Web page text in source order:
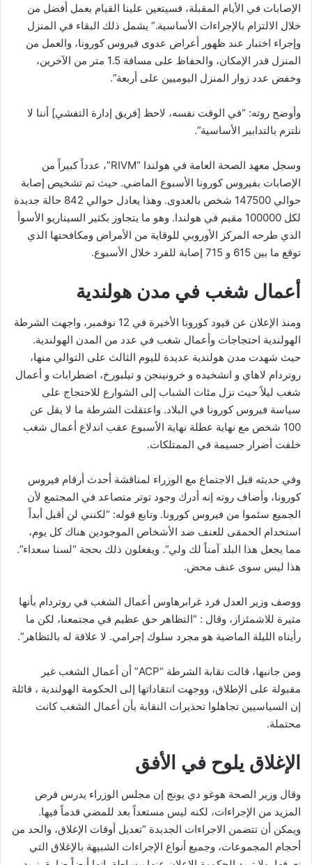
الإصابات في الأيام المقبلة، فسيتعين علينا القيام بعمل أفضل من
خلال الالتزام بالإجراءات الأساسية.” يشمل ذلك البقاء في المنزل
وإجراء اختبار عند ظهور أعراض عدوى فيروس كورونا، والعمل من
المنزل قدر الإمكان، والحفاظ على مسافة 1.5 متر من الآخرين،
وخفض عدد زوار المنزل اليوميين على أربعة”.
وأوضح روته: “في الوقت نفسه، لاحظ [فريق إدارة التفشي] أننا لا
نلتزم بالتدابير الأساسية”.
وسجل معهد الصحة العامة في هولندا “RIVM”، عدداً كبيراً من
الإصابات بفيروس كورونا الأسبوع الماضي. حيث تم تشخيص إصابة
حوالي 147500 شخص بالعدوى. وهذا يعادل حوالي 842 حالة جديدة
لكل 100000 مقيم في هولندا. وهو ما يتجاوز بكثير السيناريو الأسوأ
الذي طرحه المركز الأوروبي للوقاية من الأمراض ومكافحتها الذي
توقع ما بين 615 و 715 إصابة للفرد خلال الأسبوع.
أعمال شغب في مدن هولندية
ومنذ الإعلان عن قيود كورونا الأخيرة في 12 نوفمبر، واجهت الشرطة
الهولندية احتجاجات وأعمال شغب في عدد من المدن الهولندية.
حيث شهدت مدن هولندية عديدة لليوم الثالث على التوالي منها،
روتردام لاهاي و انشخيده و خرونينجن و تيلبورخ، اضطرابات و أعمال
شغب ليلاً حيث نزل مئات الشباب إلى الشوارع للاحتجاج على
سياسة فيروس كورونا في البلاد. واعتقلت الشرطة ما لا يقل عن
100 شخص مع نهاية عطلة نهاية الأسبوع عقب اندلاع أعمال شغب
خلفت أضرار جسيمة في الممتلكات.
وفي حديثه قبل الاجتماع مع الوزراء لمناقشة أحدث أرقام فيروس
كورونا، وأضاف روته إنه أدرك وجود توتر متصاعد في المجتمع لأن
الجميع سئموا من فيروس كورونا. وتابع قوله: “لكنني لن أقبل أبداً
استخدام الحمقى للعنف ضد الأشخاص الموجودين هناك كل يوم،
مما يجعل هذا البلد آمناً لك ولي”. ويفعلون ذلك بحجة “لسنا سعداء”.
هذا ليس سوى عنف محض.
ووصف وزير العدل فرد غرابرهاوس أعمال الشغب في روتردام بأنها
مثيرة للاشمئزاز، وقال : “التظاهر حق عظيم في مجتمعنا، لكن ما
رأيناه الليلة الماضية هو مجرد سلوك إجرامي. لا علاقة له بالتظاهر”.
ومن جانبها، قالت نقابة الشرطة “ACP” أن أعمال الشغب غير
مقبولة على الإطلاق، ووجهت انتقاداتها إلى الحكومة الهولندية ، قائلة
إن السياسيين تجاهلوا تحذيرات النقابة بأن أعمال الشغب كانت
محتملة.
الإغلاق يلوح في الأفق
وقال وزير الصحة هوغو دي يونج إن مجلس الوزراء يدرس فرض
المزيد من الإجراءات، لكنه ليس مستعداً بعد للمضي قدماً فيها.
ويمكن أن تتضمن الاجراءات الجديدة “تعديل أوقات الإغلاق، والحد من
أحجام المجموعات، وجميع أنواع الإجراءات الشبيهة بالإغلاق التي